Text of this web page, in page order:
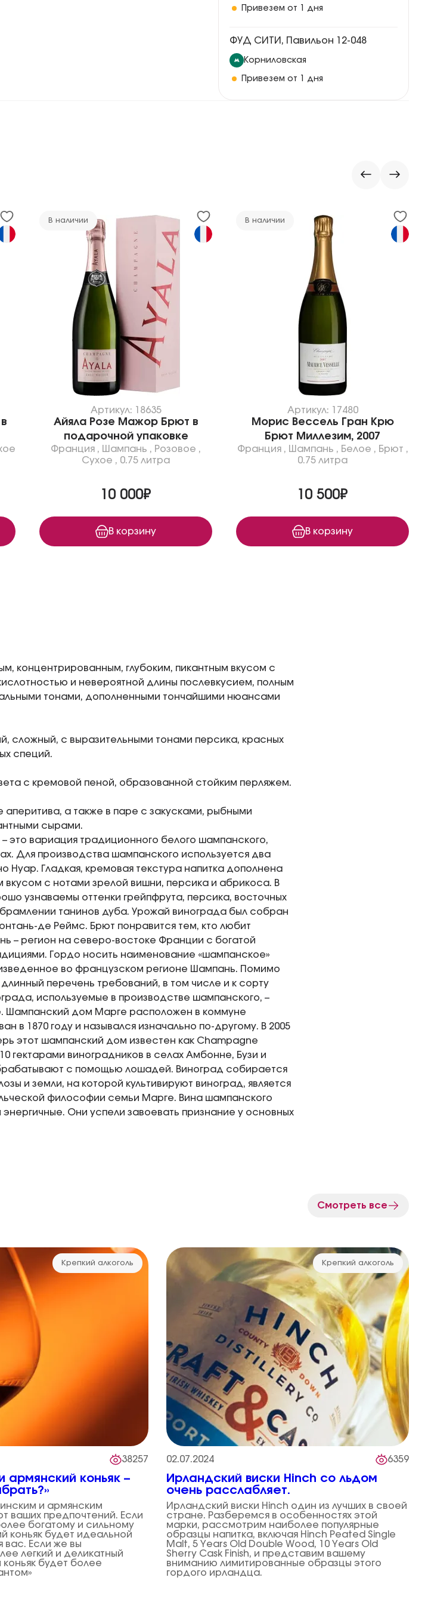
Привезем от 1 дня
ФУД СИТИ, Павильон 12-048
Корниловская
Привезем от 1 дня
В наличии
Артикул: 18635
Айяла Розе Мажор Брют в
подарочной упаковке
Франция , Шампань , Розовое ,
Сухое , 0.75 литра
10 000₽
В корзину
В наличии
Артикул: 17480
Морис Вессель Гран Крю
Брют Миллезим, 2007
Франция, Шампань , Белое , Брют ,
0.75 литра
10 500₽
В корзину
концентрированным, глубоким, пикантным вкусом с
и невероятной длины послевкусием, полным
тонами, дополненными тончайшими нюансами
сложный, с выразительными тонами персика, красных
специй.
с кремовой пеной, образованной стойким перляжем.
а также в паре с закусками, рыбными
сырами.
это вариация традиционного белого шампанского,
Для производства шампанского используется два
Нуар. Гладкая, кремовая текстура напитка дополнена
с нотами зрелой вишни, персика и абрикоса. В
узнаваемы оттенки грейпфрута, персика, восточных
танинов дуба. Урожай винограда был собран
де Реймс. Брют понравится тем, кто любит
– регион на северо-востоке Франции с богатой
Гордо носить наименование «шампанское»
во французском регионе Шампань. Помимо
перечень требований, в том числе и к сорту
используемые в производстве шампанского, –
Шампанский дом Марге расположен в коммуне
в 1870 году и назывался изначально по-другому. В 2005
этот шампанский дом известен как Champagne
гектарами виноградников в селах Амбонне, Бузи и
с помощью лошадей. Виноград собирается
и земли, на которой культивируют виноград, является
философии семьи Марге. Вина шампанского
Они успели завоевать признание у основных
Смотреть все
Крепкий алкоголь
38257
армянский коньяк –
и армянским
ваших предпочтений. Если
богатому и сильному
коньяк будет идеальной
Если же вы
легкий и деликатный
коньяк будет более
Крепкий алкоголь
02.07.2024 6359
Ирландский виски Hinch со льдом
очень расслабляет.
Ирландский виски Hinch один из лучших в своей
стране. Разберемся в особенностях этой
марки, рассмотрим наиболее популярные
образцы напитка, включая Hinch Peated Single
Malt, 5 Years Old Double Wood, 10 Years Old
Sherry Cask Finish, и представим вашему
вниманию лимитированные образцы этого
гордого ирландца.